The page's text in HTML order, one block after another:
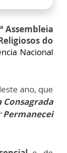
Assembleia
do
Nacional
ano, que
Consagrada
Permanecei